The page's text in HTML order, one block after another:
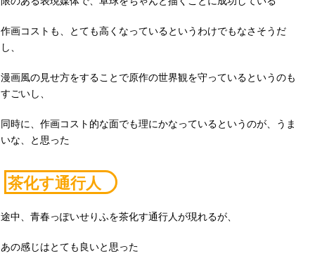
作画コストも、とても高くなっているというわけでもなさそうだ
し、
漫画風の見せ方をすることで原作の世界観を守っているというのも
すごいし、
同時に、作画コスト的な面でも理にかなっているというのが、うま
いな、と思った
茶化す通行人
途中、青春っぽいせりふを茶化す通行人が現れるが、
あの感じはとても良いと思った